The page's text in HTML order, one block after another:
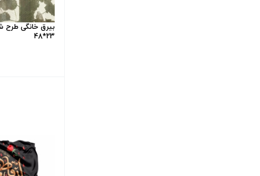
بیرق خانگی طرح
23*48